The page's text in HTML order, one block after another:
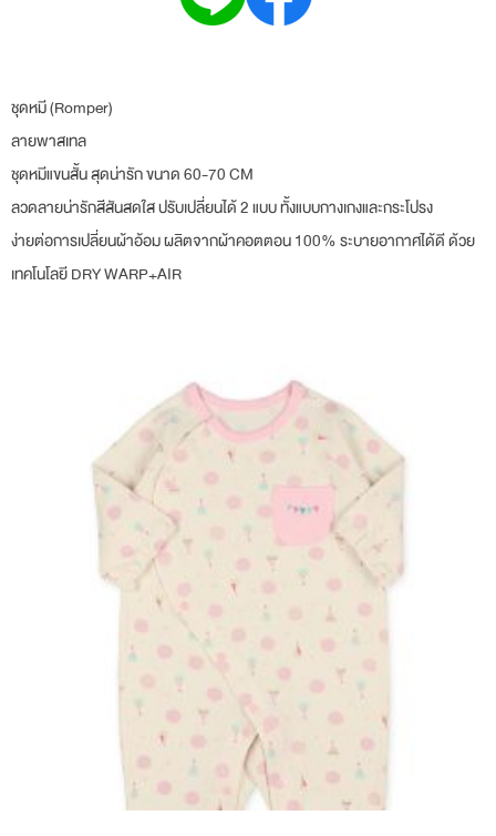
ชุดหมี (Romper)
ลายพาสเทล
ชุดหมีแขนสั้น สุดน่ารัก ขนาด 60-70 CM
ลวดลายน่ารักสีสันสดใส ปรับเปลี่ยนได้ 2 แบบ ทั้งแบบกางเกงและกระโปรง
ง่ายต่อการเปลี่ยนผ้าอ้อม ผลิตจากผ้าคอตตอน 100% ระบายอากาศได้ดี ด้วย
เทคโนโลยี DRY WARP+AIR